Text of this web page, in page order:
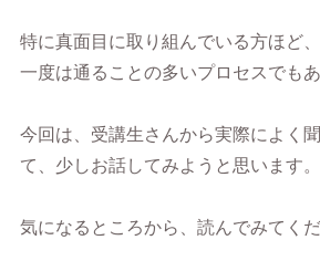
特に真面目に取り組んでいる方ほど、
一度は通ることの多いプロセスでもあ
今回は、受講生さんから実際によく
て、少しお話してみようと思います。
気になるところから、読んでみてくだ